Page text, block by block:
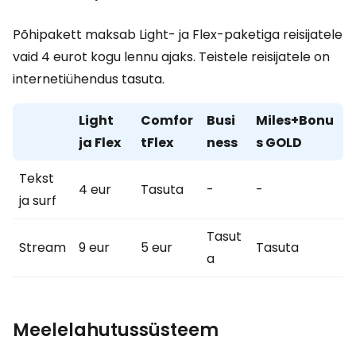
Põhipakett maksab Light- ja Flex-paketiga reisijatele
vaid 4 eurot kogu lennu ajaks. Teistele reisijatele on
internetiühendus tasuta.
Light
ja Flex
Comfor
tFlex
Busi
ness
Miles+Bonu
s GOLD
Tekst
ja surf
4 eur Tasuta - -
Stream 9 eur 5 eur
Tasut
a
Tasuta
Meelelahutussüsteem